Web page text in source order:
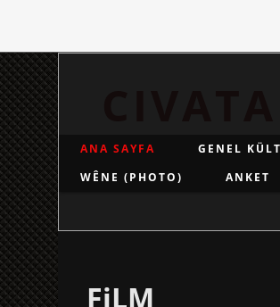
ANA SAYFA GENEL
WÊNE (PHOTO)
ANKET
FiLM